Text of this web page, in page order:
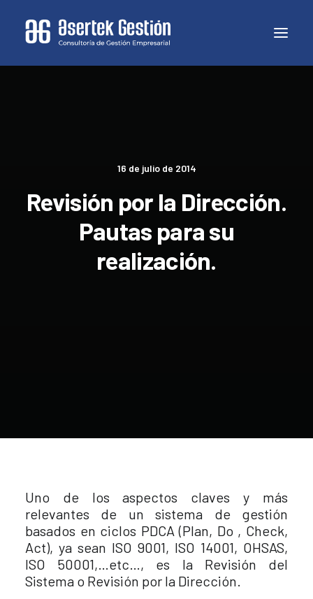
16 de julio de 2014
Revisión por la Dirección.
Pautas para su
realización.
Uno de los aspectos claves y más
relevantes de un sistema de gestión
basados en ciclos PDCA (Plan, Do , Check,
Act), ya sean ISO 9001, ISO 14001, OHSAS,
ISO 50001,…etc…, es la Revisión del
Sistema o Revisión por la Dirección.